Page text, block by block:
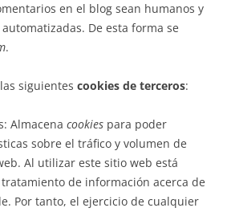
en el blog sean humanos y
De esta forma se
.
siguientes cookies de terceros:
Almacena cookies para poder
sobre el tráfico y volumen de
Al utilizar este sitio web está
de información acerca de
Por tanto, el ejercicio de cualquier